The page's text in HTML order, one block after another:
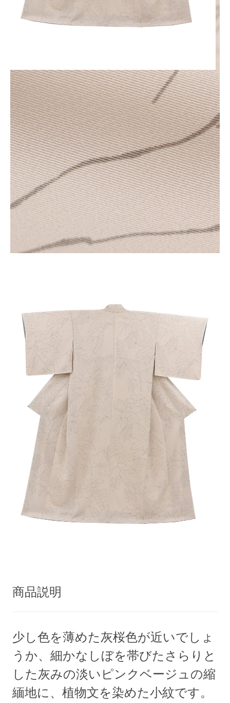
商品説明
少し色を薄めた灰桜色が近いでしょ
うか、細かなしぼを帯びたさらりと
した灰みの淡いピンクベージュの縮
緬地に、植物文を染めた小紋です。